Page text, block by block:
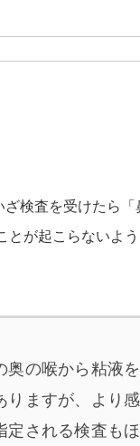
検査を受けたら「
とが起こらないよ
奥の喉から粘液
りますが、より
される検査もほ